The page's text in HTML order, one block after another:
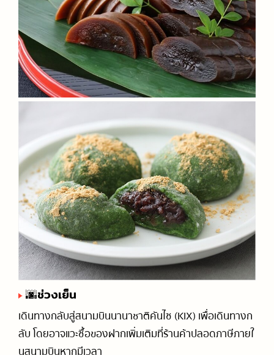
🌆ช่วงเย็น
เดินทางกลับสู่สนามบินนานาชาติคันไซ (KIX) เพื่อเดินทางก
ลับ โดยอาจแวะซื้อของฝากเพิ่มเติมที่ร้านค้าปลอดภาษีภายใ